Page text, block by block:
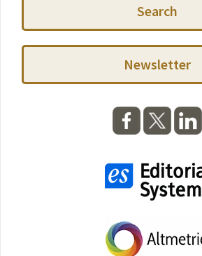
Search
Newsletter